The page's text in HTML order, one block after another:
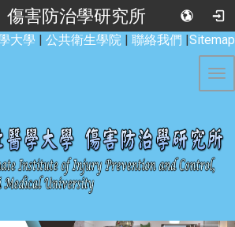
傷害防治學研究所
大學 | 公共衛生學院 | 聯絡我們 |Sitemap